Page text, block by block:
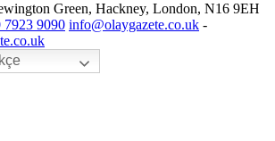
Green, Hackney, London, N16 9EH
7923 9090 info@olaygazete.co.uk -